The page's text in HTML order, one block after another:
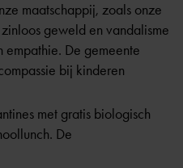
maatschappij, zoals onze
geweld en vandalisme
De gemeente
bij kinderen
met gratis biologisch
De